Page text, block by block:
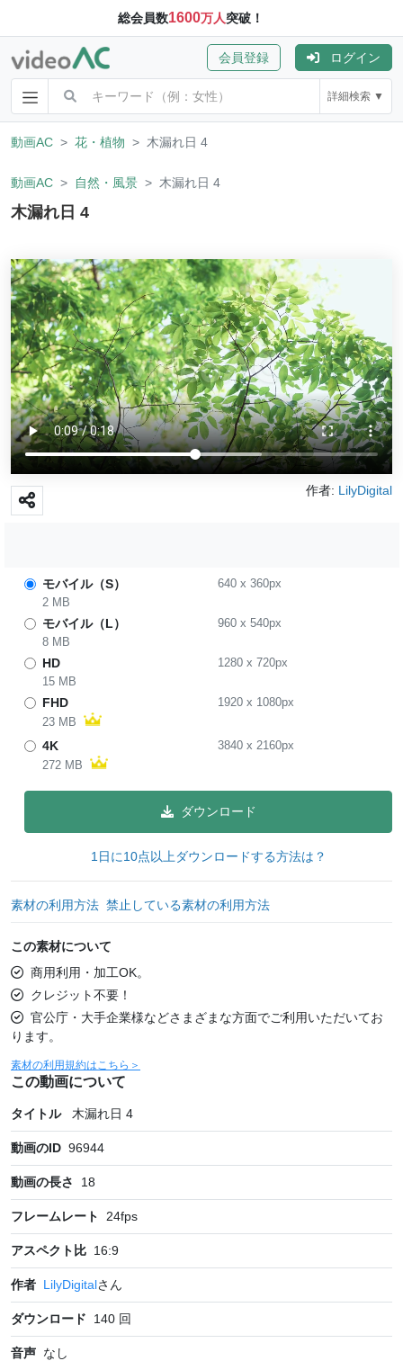
総会員数1600万人突破！
会員登録 ログイン
詳細検索 ▼
動画AC 花・植物 木漏れ日 4
動画AC 自然・風景 木漏れ日 4
木漏れ日 4
作者: LilyDigital
モバイル（S） 640x 360px
2 MB
モバイル（L） 960x 540px
8 MB
HD 1280x 720px
15 MB
FHD 1920x 1080px
23 MB
4K 3840x 2160px
272 MB
ダウンロード
1日に10点以上ダウンロードする方法は？
素材の利用方法 禁止している素材の利用方法
この素材について
商用利用・加工OK。
クレジット不要！
官公庁・大手企業様などさまざまな方面でご利用いただいてお
ります。
素材の利用規約はこちら＞
この動画について
タイトル 木漏れ日 4
動画のID 96944
動画の長さ 18
フレームレート 24fps
アスペクト比 16:9
作者 LilyDigitalさん
ダウンロード 140 回
音声 なし